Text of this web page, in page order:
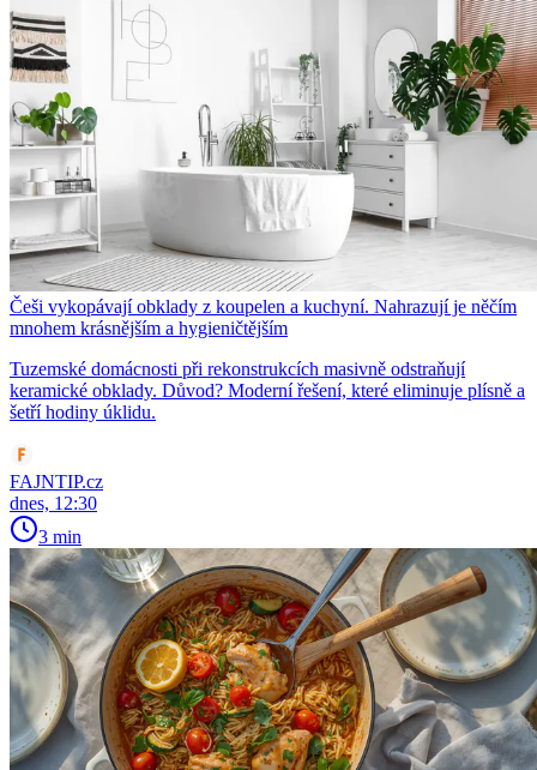
Češi vykopávají obklady z koupelen a kuchyní. Nahrazují je něčím
mnohem krásnějším a hygieničtějším
Tuzemské domácnosti při rekonstrukcích masivně odstraňují
keramické obklady. Důvod? Moderní řešení, které eliminuje plísně a
šetří hodiny úklidu.
FAJNTIP.cz
dnes, 12:30
3 min